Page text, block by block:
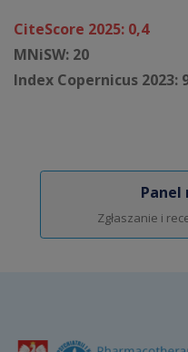
CiteScore 2025: 0,4
MNiSW: 20
Index Copernicus 2023:
Panel
Zgłaszanie i